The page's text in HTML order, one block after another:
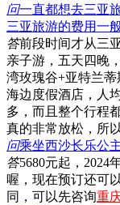
问一直都想去三亚
三亚旅游的费用一
答前段时间才从三
亲子游，五天四晚
湾玫瑰谷+亚特兰
海边度假酒店，人
多，而且整个行程
真的非常放松，所
问乘坐西沙长乐公
答5680元起，2024
喔，现在预订还可
同，可以先咨询重